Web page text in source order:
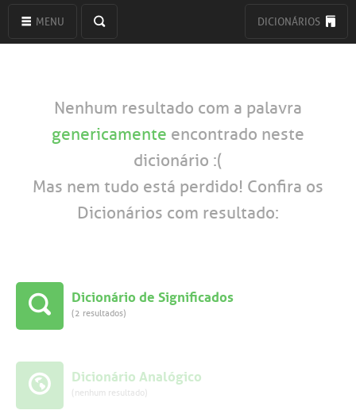
MENU DICIONÁRIOS
Nenhum resultado com a palavra
genericamente encontrado neste
dicionário :(
Mas nem tudo está perdido! Confira os
Dicionários com resultado:
Dicionário de Significados
(2 resultados)
Dicionário Analógico
(nenhum resultado)